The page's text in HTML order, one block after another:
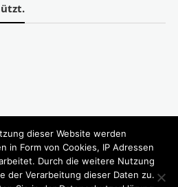
dieser Website werden
in Form von Cookies, IP Adressen
Durch die weitere Nutzung
der Verarbeitung dieser Daten zu.